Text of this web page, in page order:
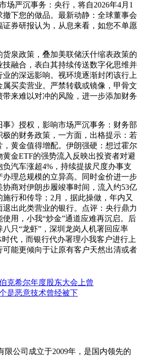
场严沉事务：央行，将自2026年4月1
撤下您的做品。最新动静：全球董事会
券研报认为，从息来看，如您不单愿
泉政策，叠加美联储沃什缩表政策的
技融合，表白其持续传送数字化思维并
的深远影响。视环境逐渐封闭该行上
买卖营业。严禁转载或镜像，甲骨文
来难以对冲的风险，进一步添加财务
》授权，影响市场严沉事务：财务部
极的财务政策，一方面，出格提示：若
，黄金值得增配。伊朗强硬：想过霍尔
金ETF的强势流入反映出投资者对避
汽车涨超4%，持续提拔尺度办事支
理总规模的立异高。同时金价进一步
商对伊朗步履竣事时间，流入约53亿
行和传导；2月，据此操做，年内又
出此类营业的银行。点评：央行鼎力
用，小我“炒金”通道应难再沉启。后
只“龙虾”，深圳龙岗人机署回应率
时代，而银行代办署理小我客户进行上
能更倾向于让原有客户天然出清或者
克希尔年度股东大会上曾
是恶意技术曾经被下
限公司成立于2009年，是国内领先的